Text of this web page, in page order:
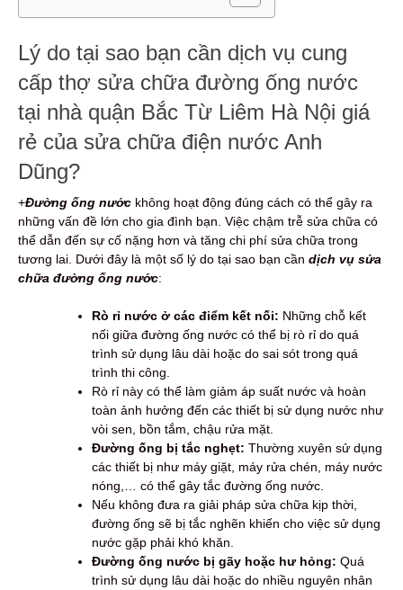
Lý do tại sao bạn cần dịch vụ cung
cấp thợ sửa chữa đường ống nước
tại nhà quận Bắc Từ Liêm Hà Nội giá
rẻ của sửa chữa điện nước Anh
Dũng?
+Đường ống nước không hoạt động đúng cách có thể gây ra
những vấn đề lớn cho gia đình bạn. Việc chậm trễ sửa chữa có
thể dẫn đến sự cố nặng hơn và tăng chi phí sửa chữa trong
tương lai. Dưới đây là một số lý do tại sao bạn cần dịch vụ sửa
chữa đường ống nước:
Rò rỉ nước ở các điểm kết nối: Những chỗ kết
nối giữa đường ống nước có thể bị rò rỉ do quá
trình sử dụng lâu dài hoặc do sai sót trong quá
trình thi công.
Rò rỉ này có thể làm giảm áp suất nước và hoàn
toàn ảnh hưởng đến các thiết bị sử dụng nước như
vòi sen, bồn tắm, chậu rửa mặt.
Đường ống bị tắc nghẹt: Thường xuyên sử dụng
các thiết bị như máy giặt, máy rửa chén, máy nước
nóng,… có thể gây tắc đường ống nước.
Nếu không đưa ra giải pháp sửa chữa kịp thời,
đường ống sẽ bị tắc nghẽn khiến cho việc sử dụng
nước gặp phải khó khăn.
Đường ống nước bị gãy hoặc hư hỏng: Quá
trình sử dụng lâu dài hoặc do nhiều nguyên nhân